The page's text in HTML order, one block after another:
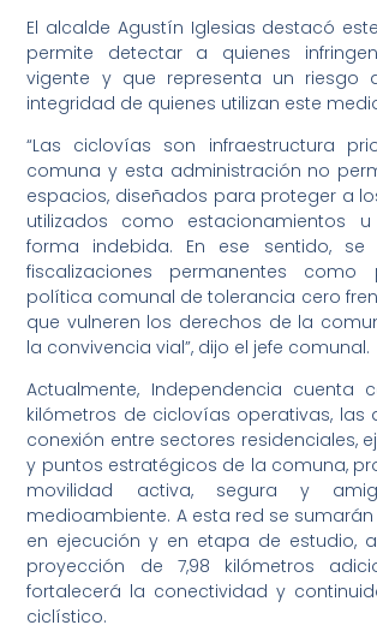
El alcalde Agustín Iglesias destacó
permite detectar a quienes
vigente y que representa un riesgo
integridad de quienes utilizan este
“Las ciclovías son infraestructura
comuna y esta administración no
espacios, diseñados para proteger a
utilizados como estacionamientos
forma indebida. En ese sentido, se
fiscalizaciones permanentes
política comunal de tolerancia cero
que vulneren los derechos de la
la convivencia vial”, dijo el jefe comunal.
Actualmente, Independencia cuenta
kilómetros de ciclovías operativas, las
conexión entre sectores residenciales,
y puntos estratégicos de la comuna,
movilidad activa, segura y
medioambiente. A esta red se
en ejecución y en etapa de estudio,
proyección de 7,98 kilómetros
fortalecerá la conectividad y
ciclístico.